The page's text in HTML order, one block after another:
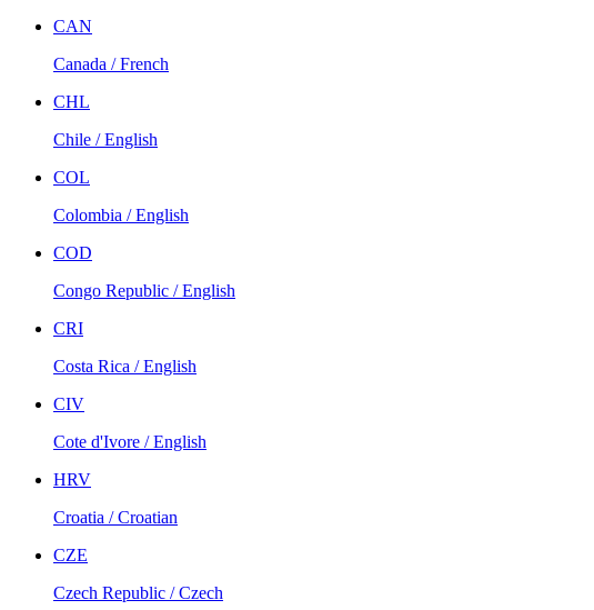
CAN
Canada / French
CHL
Chile / English
COL
Colombia / English
COD
Congo Republic / English
CRI
Costa Rica / English
CIV
Cote d'Ivore / English
HRV
Croatia / Croatian
CZE
Czech Republic / Czech